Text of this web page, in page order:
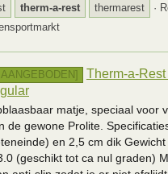
therm-a-rest thermarest
Therm-a-
matje, speciaal voor
de gewone Prolite.
en 2,5 cm dik
(geschikt tot ca nul graden)